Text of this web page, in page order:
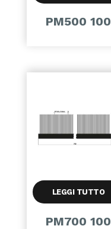
PM500 100
LEGGI TUTTO
PM700 100